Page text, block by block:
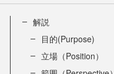
解説
目的(Purpose)
立場（Position）